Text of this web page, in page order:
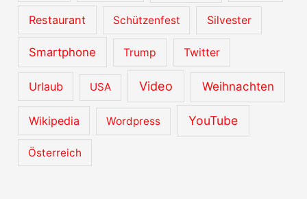
Restaurant Schützenfest Silvester
Smartphone Trump Twitter
Urlaub USA Video Weihnachten
Wikipedia Wordpress YouTube
Österreich